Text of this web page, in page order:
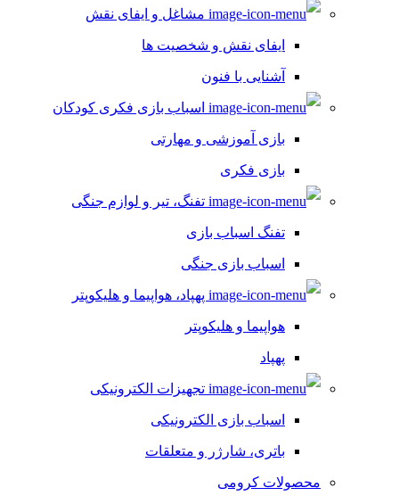
مشاغل و ایفای نقش
ایفای نقش و شخصیت ها
آشنایی با فنون
اسباب بازی فکری کودکان
بازی آموزشی و مهارتی
بازی فکری
تفنگ، تیر و لوازم جنگی
تفنگ اسباب بازی
اسباب بازی جنگی
پهپاد، هواپیما و هلیکوپتر
هواپیما و هلیکوپتر
پهپاد
تجهیزات الکترونیکی
اسباب بازی الکترونیکی
باتری، شارژر و متعلقات
محصولات کرومی